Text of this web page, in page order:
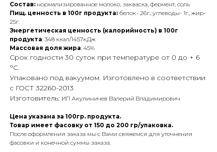
Состав: нормализированное молоко, закваска, фермент, соль
Пищ. ценность в 100г продукта: белок- 26г., углеводы- 1г., жир-
25г.
Энергетическая ценность (калорийность) в 100г
продукта: 348 ккал/1457кДж
Массовая доля жира: 45%
Срок годности 30 суток при температуре от 0 до + 6
°С.
Упаковано под вакуумом. Изготовлено в соответствии
с ГОСТ 32260-2013
Изготовитель: ИП Акулиничев Валерий Владимирович
Цена указана за 100гр. продукта.
Товар имеет фасовку от 150 до 200 гр/упаковка.
После оформления заказа мы с Вами свяжемся для уточнения
фасовки и конечной суммы заказа.